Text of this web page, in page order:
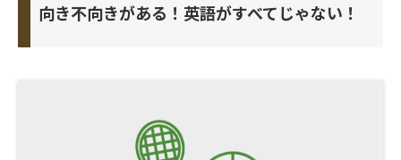
向き不向きがある！英語がすべてじゃない！